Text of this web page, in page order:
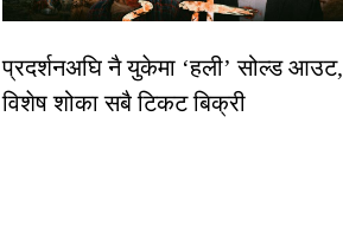
प्रदर्शनअघि नै युकेमा ‘हली’ सोल्ड आउट,
विशेष शोका सबै टिकट बिक्री